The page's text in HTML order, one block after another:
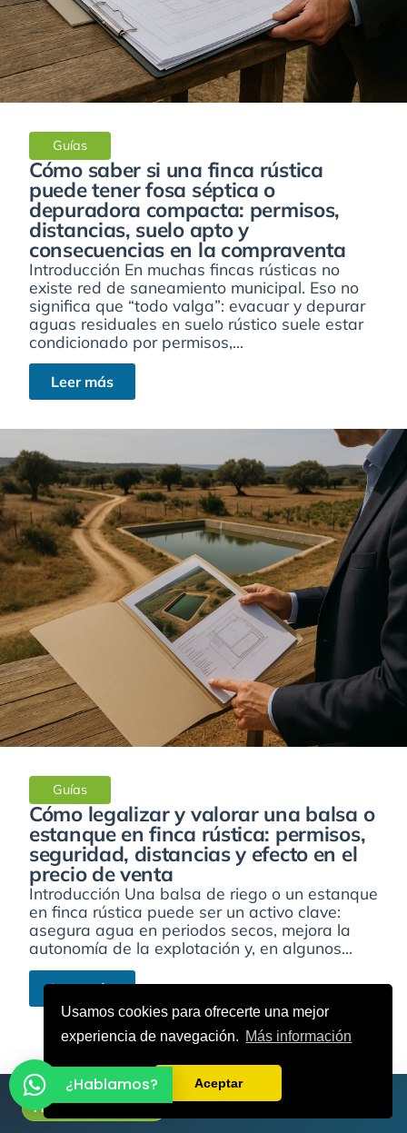
Usamos cookies para ofrecerte una mejor
experiencia de navegación. Más información
Aceptar
Guías
Cómo saber si una finca rústica
puede tener fosa séptica o
depuradora compacta: permisos,
distancias, suelo apto y
consecuencias en la compraventa
Introducción En muchas fincas rústicas no
existe red de saneamiento municipal. Eso no
significa que “todo valga”: evacuar y depurar
aguas residuales en suelo rústico suele estar
condicionado por permisos,...
Leer más
Guías
Cómo legalizar y valorar una balsa o
estanque en finca rústica: permisos,
seguridad, distancias y efecto en el
precio de venta
Introducción Una balsa de riego o un estanque
en finca rústica puede ser un activo clave:
asegura agua en periodos secos, mejora la
autonomía de la explotación y, en algunos...
Leer más
Primera consulta gratis
¿Hablamos?